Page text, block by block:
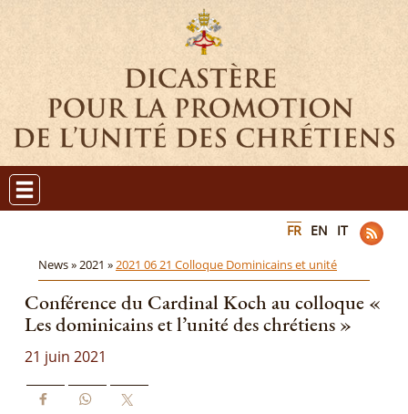
FR EN IT
News »2021 »2021 06 21 Colloque Dominicains et unité
Conférence du Cardinal Koch au colloque «
Les dominicains et l’unité des chrétiens »
21 juin 2021